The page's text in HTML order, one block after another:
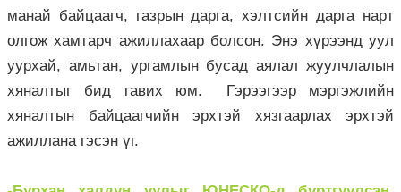
манай байцаагч, газрын дарга, хэлтсийн дарга нарт
олгож хамтарч ажиллахаар болсон. Энэ хүрээнд уул
уурхай, амьтан, ургамлын бусад аялал жуулчлалын
хяналтыг бид тавих юм. Гэрээгээр мэргэжлийн
хяналтын байцаагчийн эрхтэй хязгаарлах эрхтэй
ажиллана гэсэн үг.